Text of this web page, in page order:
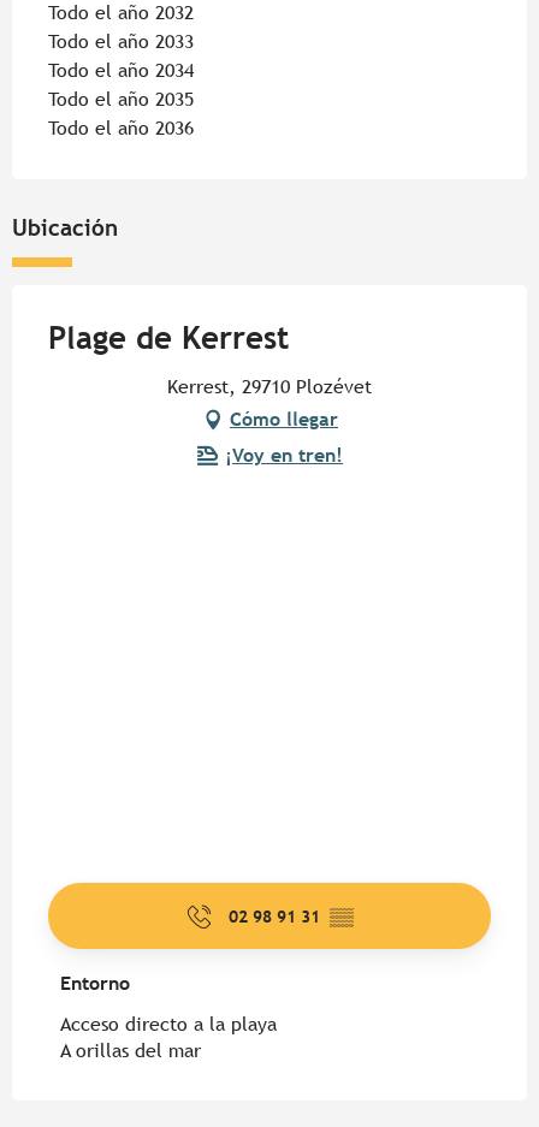
Todo el año 2032
Todo el año 2033
Todo el año 2034
Todo el año 2035
Todo el año 2036
Ubicación
Plage de Kerrest
Kerrest, 29710 Plozévet
Cómo llegar
¡Voy en tren!
02 98 91 31 ▒▒
Entorno
Entorno
Acceso directo a la playa
A orillas del mar